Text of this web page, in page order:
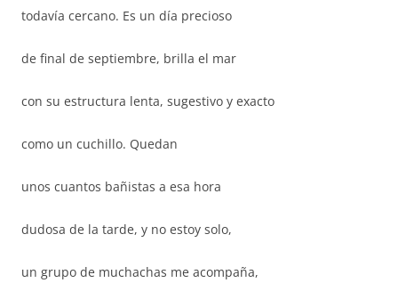
todavía cercano. Es un día precioso
de final de septiembre, brilla el mar
con su estructura lenta, sugestivo y exacto
como un cuchillo. Quedan
unos cuantos bañistas a esa hora
dudosa de la tarde, y no estoy solo,
un grupo de muchachas me acompaña,